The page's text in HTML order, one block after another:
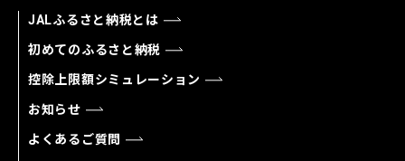
JALふるさと納税とは
初めてのふるさと納税
控除上限額シミュレーション
お知らせ
よくあるご質問